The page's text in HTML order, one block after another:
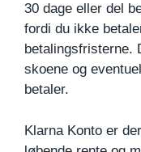
30 dage eller del
fordi du ikke
betalingsfristerne.
skoene og
betaler.
Klarna Konto er